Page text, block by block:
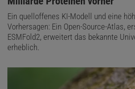
Ein quelloffenes KI-Modell und eine
Vorhersagen: Ein Open-Source-Atlas,
ESMFold2, erweitert das bekannte
erheblich.